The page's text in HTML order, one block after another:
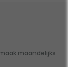
maandelijks